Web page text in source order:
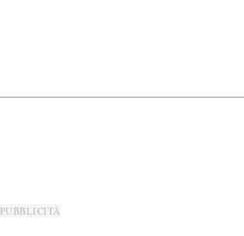
PUBBLICITÀ